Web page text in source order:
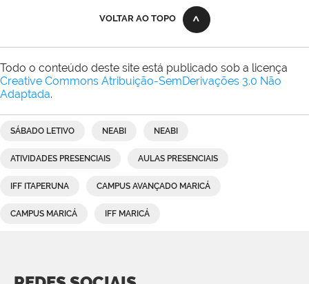
VOLTAR AO TOPO
Todo o conteúdo deste site está publicado sob a licença
Creative Commons Atribuição-SemDerivações 3.0 Não
Adaptada.
SÁBADO LETIVO NEABI NEABI
ATIVIDADES PRESENCIAIS AULAS PRESENCIAIS
IFF ITAPERUNA CAMPUS AVANÇADO MARICÁ
CAMPUS MARICÁ IFF MARICÁ